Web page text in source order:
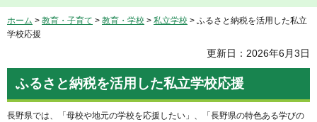
ホーム > 教育・子育て > 教育・学校 > 私立学校 > ふるさと納税を活用した私立
学校応援
更新日：2026年6月3日
ふるさと納税を活用した私立学校応援
長野県では、「母校や地元の学校を応援したい」、「長野県の特色ある学びの